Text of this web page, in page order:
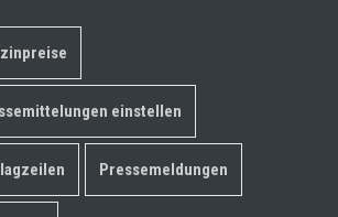
einstellen
Pressemeldungen